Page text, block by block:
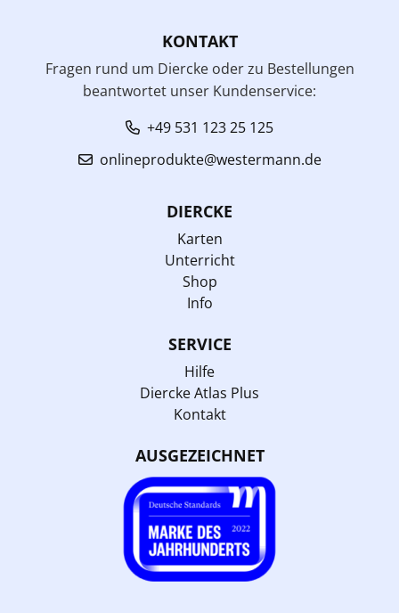
KONTAKT
Fragen rund um Diercke oder zu Bestellungen
beantwortet unser Kundenservice:
+49 531 123 25 125
onlineprodukte@westermann.de
DIERCKE
Karten
Unterricht
Shop
Info
SERVICE
Hilfe
Diercke Atlas Plus
Kontakt
AUSGEZEICHNET